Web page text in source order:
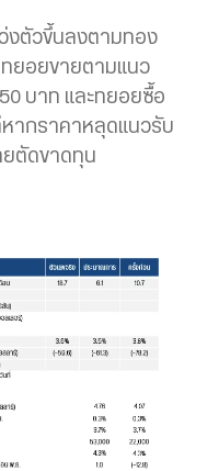
งตัวขึ้นลงตามทอง
ทยอยขายตามแนว
บาท และทยอยซื้อ
ากราคาหลุดแนวรับ
ยตัดขาดทุน